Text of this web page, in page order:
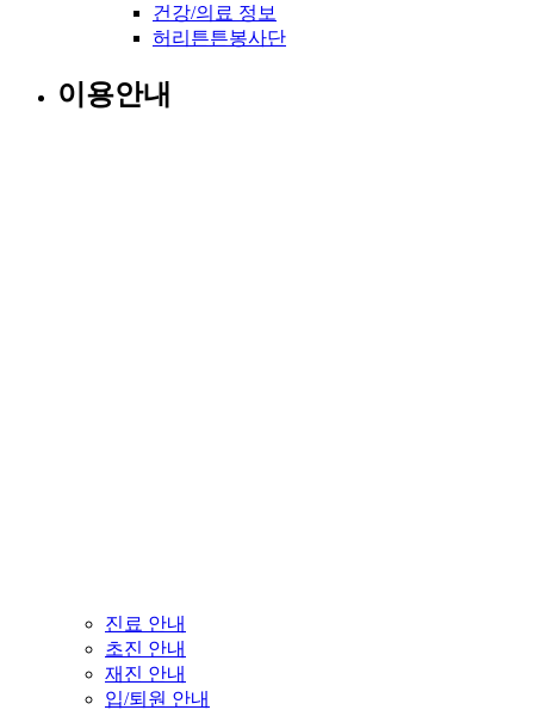
건강/의료 정보
허리튼튼봉사단
이용안내
진료 안내
초진 안내
재진 안내
입/퇴원 안내